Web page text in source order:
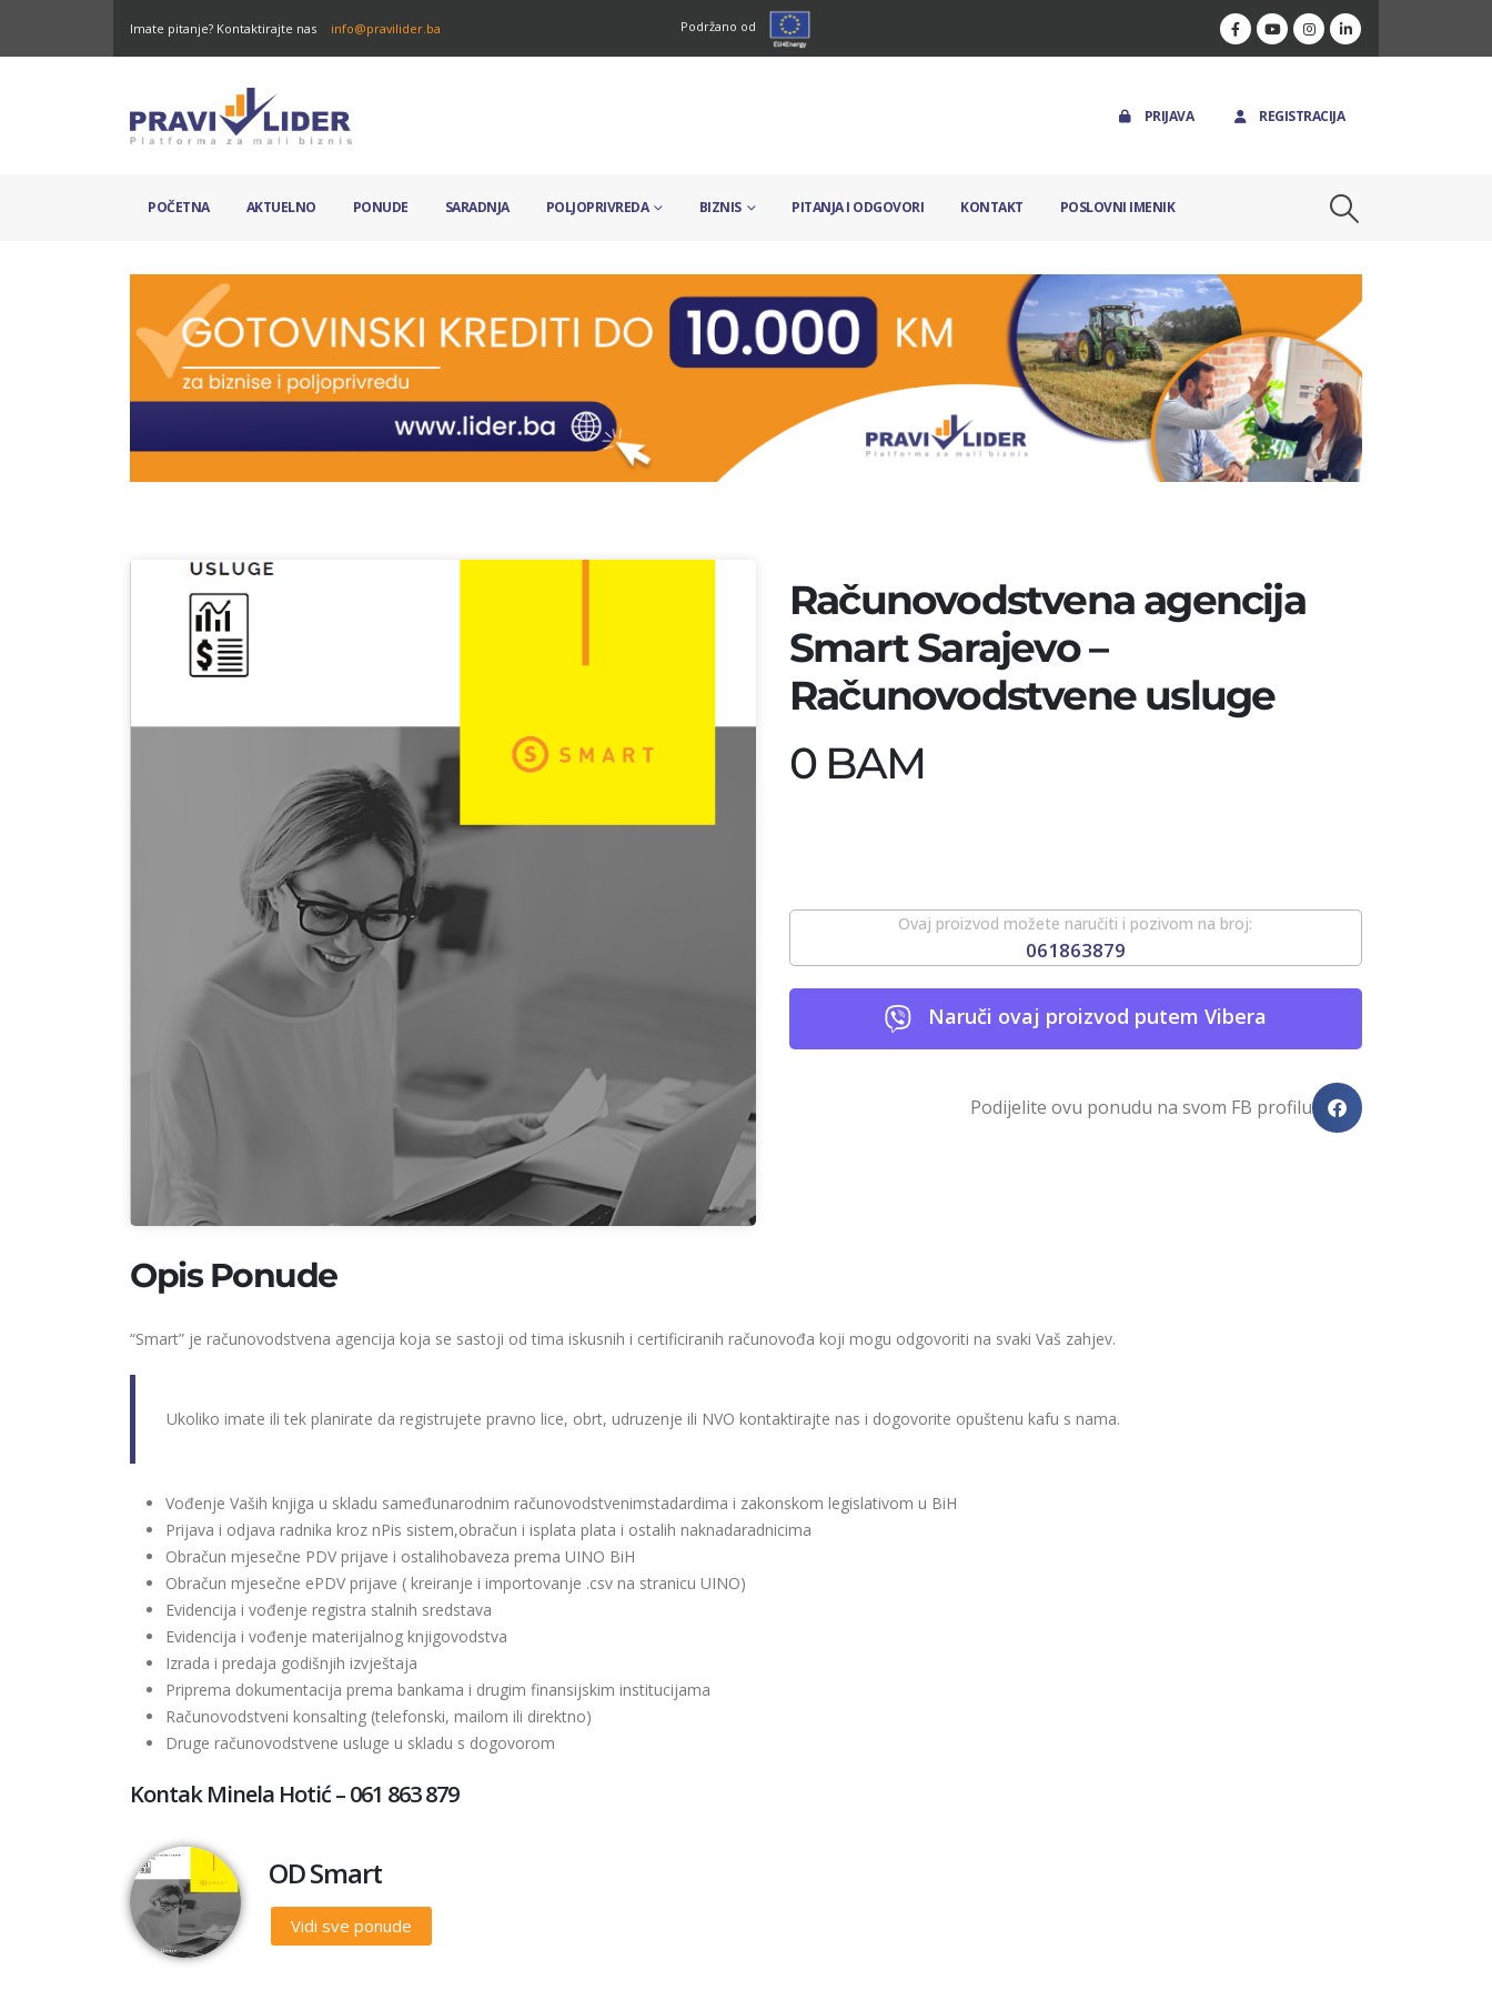
Imate pitanje? Kontaktirajte nas info@pravilider.ba Podržano od
PRIJAVA REGISTRACIJA
POČETNA AKTUELNO PONUDE SARADNJA POLJOPRIVREDA BIZNIS PITANJA I ODGOVORI KONTAKT POSLOVNI IMENIK
Računovodstvena agencija
Smart Sarajevo –
Računovodstvene usluge
0 BAM
Ovaj proizvod možete naručiti i pozivom na broj:
061863879
Naruči ovaj proizvod putem Vibera
Podijelite ovu ponudu na svom FB profilu
Opis Ponude
“Smart” je računovodstvena agencija koja se sastoji od tima iskusnih i certificiranih računovođa koji mogu odgovoriti na svaki Vaš zahjev.
Ukoliko imate ili tek planirate da registrujete pravno lice, obrt, udruzenje ili NVO kontaktirajte nas i dogovorite opuštenu kafu s nama.
Vođenje Vaših knjiga u skladu sameđunarodnim računovodstvenimstadardima i zakonskom legislativom u BiH
Prijava i odjava radnika kroz nPis sistem,obračun i isplata plata i ostalih naknadaradnicima
Obračun mjesečne PDV prijave i ostalihobaveza prema UINO BiH
Obračun mjesečne ePDV prijave ( kreiranje i importovanje .csv na stranicu UINO)
Evidencija i vođenje registra stalnih sredstava
Evidencija i vođenje materijalnog knjigovodstva
Izrada i predaja godišnjih izvještaja
Priprema dokumentacija prema bankama i drugim finansijskim institucijama
Računovodstveni konsalting (telefonski, mailom ili direktno)
Druge računovodstvene usluge u skladu s dogovorom
Kontak Minela Hotić – 061 863 879
OD Smart
Vidi sve ponude